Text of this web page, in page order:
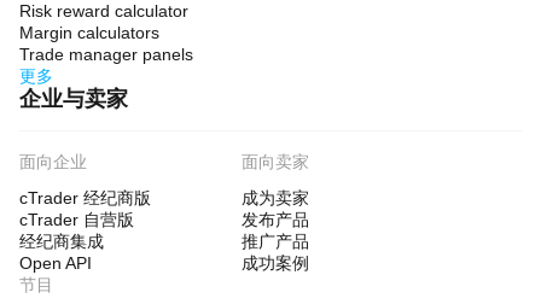
Risk reward calculator
Margin calculators
Trade manager panels
更多
企业与卖家
面向企业
cTrader 经纪商版
cTrader 自营版
经纪商集成
Open API
面向卖家
成为卖家
发布产品
推广产品
成功案例
节目